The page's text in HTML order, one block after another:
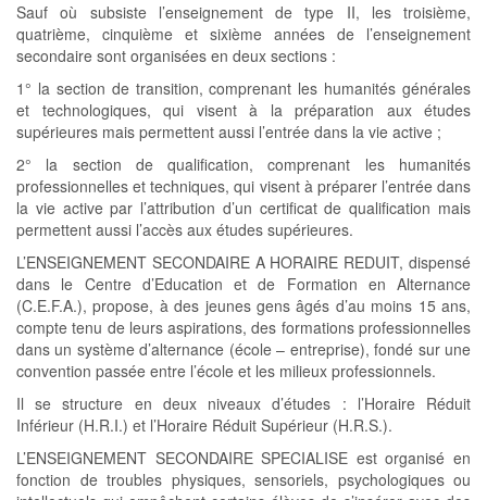
Sauf où subsiste l’enseignement de type II, les troisième,
quatrième, cinquième et sixième années de l’enseignement
secondaire sont organisées en deux sections :
1° la section de transition, comprenant les humanités générales
et technologiques, qui visent à la préparation aux études
supérieures mais permettent aussi l’entrée dans la vie active ;
2° la section de qualification, comprenant les humanités
professionnelles et techniques, qui visent à préparer l’entrée dans
la vie active par l’attribution d’un certificat de qualification mais
permettent aussi l’accès aux études supérieures.
L’ENSEIGNEMENT SECONDAIRE A HORAIRE REDUIT, dispensé
dans le Centre d’Education et de Formation en Alternance
(C.E.F.A.), propose, à des jeunes gens âgés d’au moins 15 ans,
compte tenu de leurs aspirations, des formations professionnelles
dans un système d’alternance (école – entreprise), fondé sur une
convention passée entre l’école et les milieux professionnels.
Il se structure en deux niveaux d’études : l’Horaire Réduit
Inférieur (H.R.I.) et l’Horaire Réduit Supérieur (H.R.S.).
L’ENSEIGNEMENT SECONDAIRE SPECIALISE est organisé en
fonction de troubles physiques, sensoriels, psychologiques ou